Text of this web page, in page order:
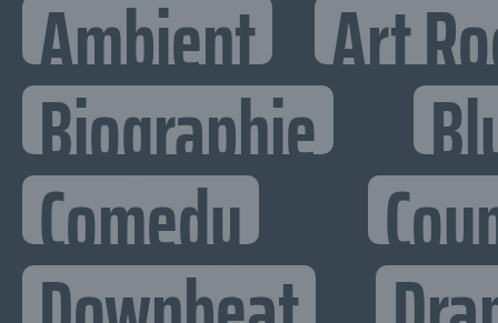
Ambient Art
Biographie
Comedy